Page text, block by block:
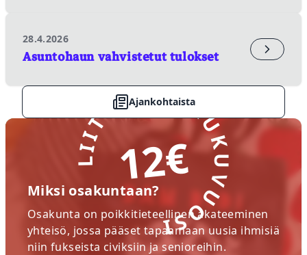
28.4.2026
Asuntohaun vahvistetut tulokset
Ajankohtaista
LIITY NYT! LUKUVUOSI
12€
Miksi osakuntaan?
Osakunta on poikkitieteellinen akateeminen
yhteisö, jossa pääset tapaamaan uusia ihmisiä
niin fukseista civiksiin ja senioreihin.